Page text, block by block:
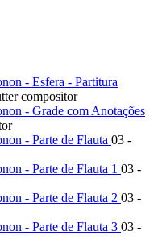
- Esfera - Partitura
compositor
- Grade com Anotações
- Parte de Flauta 03 -
- Parte de Flauta 1 03 -
- Parte de Flauta 2 03 -
- Parte de Flauta 3 03 -